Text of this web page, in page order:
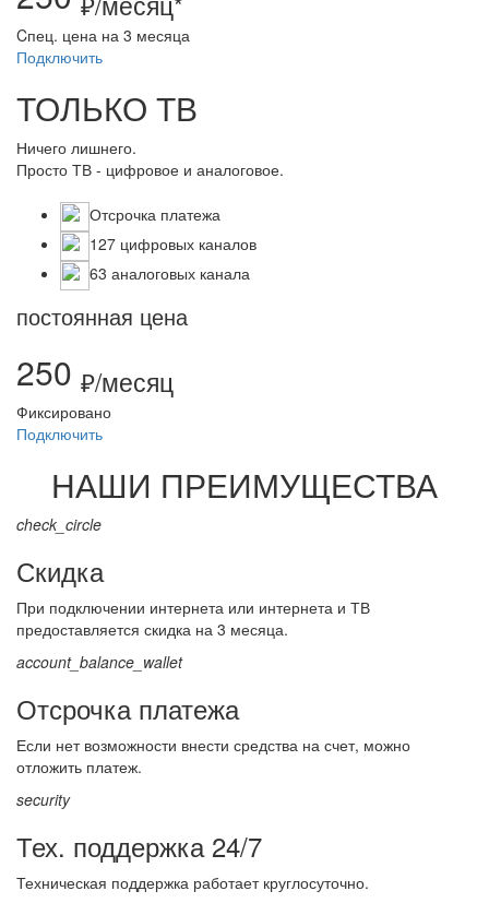
Cпец. цена на 3 месяца
Подключить
ТОЛЬКО ТВ
Ничего лишнего.
Просто ТВ - цифровое и аналоговое.
Отсрочка платежа
127 цифровых каналов
63 аналоговых канала
постоянная цена
250 ₽/месяц
Фиксировано
Подключить
НАШИ ПРЕИМУЩЕСТВА
check_circle
Скидка
При подключении интернета или интернета и ТВ
предоставляется скидка на 3 месяца.
account_balance_wallet
Отсрочка платежа
Если нет возможности внести средства на счет, можно
отложить платеж.
security
Тех. поддержка 24/7
Техническая поддержка работает круглосуточно.